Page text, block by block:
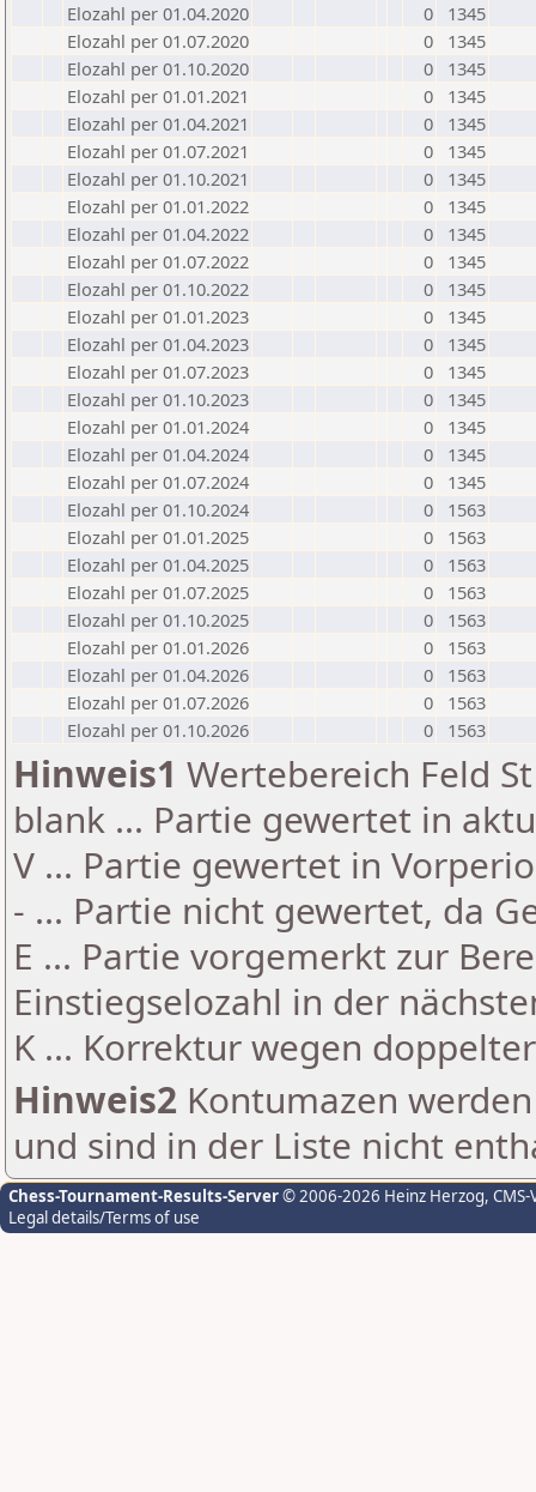
Elozahl per 01.04.2020
0
1345
Elozahl per 01.07.2020
0
1345
Elozahl per 01.10.2020
0
1345
Elozahl per 01.01.2021
0
1345
Elozahl per 01.04.2021
0
1345
Elozahl per 01.07.2021
0
1345
Elozahl per 01.10.2021
0
1345
Elozahl per 01.01.2022
0
1345
Elozahl per 01.04.2022
0
1345
Elozahl per 01.07.2022
0
1345
Elozahl per 01.10.2022
0
1345
Elozahl per 01.01.2023
0
1345
Elozahl per 01.04.2023
0
1345
Elozahl per 01.07.2023
0
1345
Elozahl per 01.10.2023
0
1345
Elozahl per 01.01.2024
0
1345
Elozahl per 01.04.2024
0
1345
Elozahl per 01.07.2024
0
1345
Elozahl per 01.10.2024
0
1563
Elozahl per 01.01.2025
0
1563
Elozahl per 01.04.2025
0
1563
Elozahl per 01.07.2025
0
1563
Elozahl per 01.10.2025
0
1563
Elozahl per 01.01.2026
0
1563
Elozahl per 01.04.2026
0
1563
Elozahl per 01.07.2026
0
1563
Elozahl per 01.10.2026
0 1563
Hinweis1 Wertebereich Feld
blank ... Partie gewertet in
V ... Partie gewertet in
- ... Partie nicht gewertet, da
E ... Partie vorgemerkt zur
Einstiegselozahl in der
K ... Korrektur wegen
Hinweis2 Kontumazen
und sind in der Liste nicht
Chess-Tournament-Results-Server© 2006-2026 Heinz Herzog,
Legal details/Terms of use